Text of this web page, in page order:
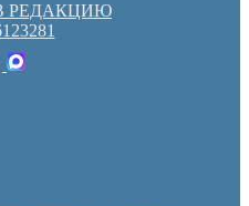
РЕДАКЦИЮ